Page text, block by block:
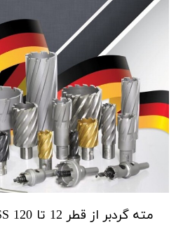
مته گردبر از قطر 12 تا 120 HSS برند گرولن آلمان